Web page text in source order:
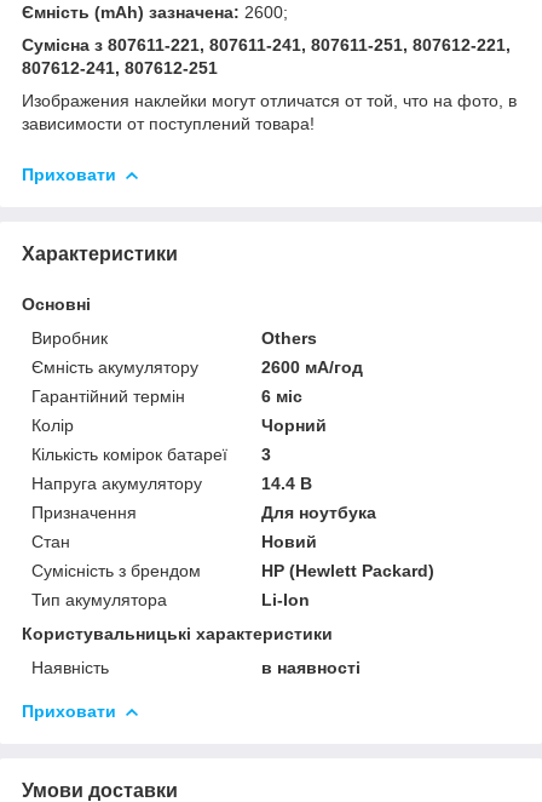
Ємність (mAh) зазначена: 2600;
Сумісна з 807611-221, 807611-241, 807611-251, 807612-221,
807612-241, 807612-251
Изображения наклейки могут отличатся от той, что на фото, в
зависимости от поступлений товара!
Приховати
Характеристики
Основні
Виробник
Others
Ємність акумулятору
2600 мА/год
Гарантійний термін
6 міс
Колір
Чорний
Кількість комірок батареї
3
Напруга акумулятору
14.4 В
Призначення
Для ноутбука
Стан
Новий
Сумісність з брендом
HP (Hewlett Packard)
Тип акумулятора
Li-Ion
Користувальницькі характеристики
Наявність
в наявності
Приховати
Умови доставки